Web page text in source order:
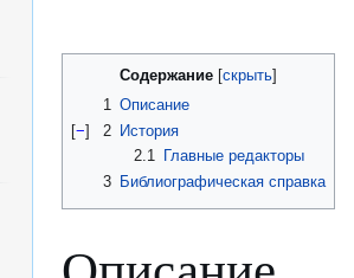
Содержание
1 Описание
[−] 2
История
2.1
Главные редакторы
3
Библиографическая справка